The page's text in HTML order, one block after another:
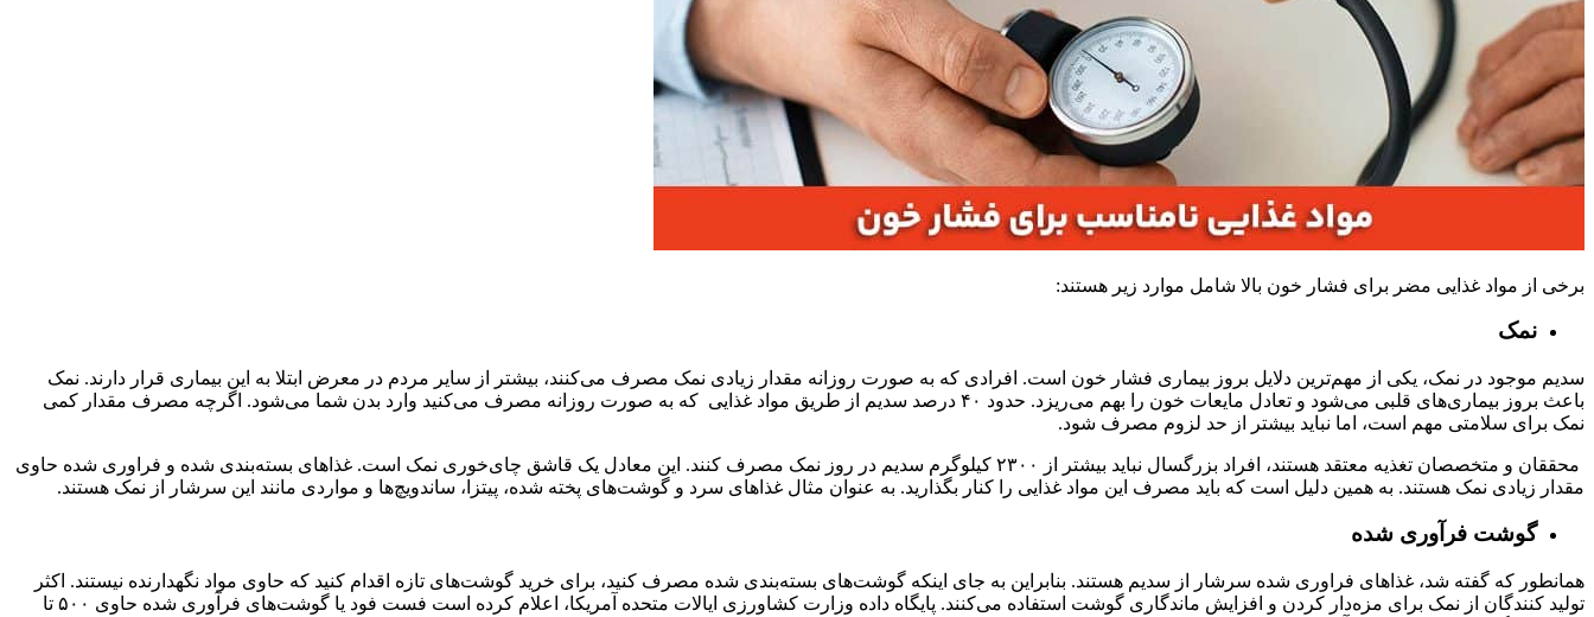
برخی از مواد غذایی مضر برای فشار خون بالا شامل موارد زیر هستند:
نمک
سدیم موجود در نمک، یکی از مهم‌ترین دلایل بروز بیماری فشار خون است. افرادی که به صورت روزانه مقدار زیادی نمک مصرف می‌کنند، بیشتر از سایر مردم در معرض ابتلا به این بیماری قرار دارند. نمک
باعث بروز بیماری‌های قلبی می‌شود و تعادل مایعات خون را بهم می‌ریزد. حدود ۴۰ درصد سدیم از طریق مواد غذایی ‌ که به صورت روزانه مصرف می‌کنید وارد بدن شما می‌شود. اگرچه مصرف مقدار کمی
نمک برای سلامتی مهم است، اما نباید بیشتر از حد لزوم مصرف شود.
محققان و متخصصان تغذیه معتقد هستند، افراد بزرگسال نباید بیشتر از ۲۳۰۰ کیلوگرم سدیم در روز نمک مصرف کنند. این معادل یک قاشق چای‌خوری نمک است. غذاهای بسته‌بندی شده و فراوری شده حاوی
مقدار زیادی نمک هستند. به همین دلیل است که باید مصرف این مواد غذایی را کنار بگذارید. به عنوان مثال غذاهای سرد و گوشت‌های پخته شده، پیتزا، ساندویچ‌ها و مواردی مانند این سرشار از نمک هستند.
گوشت فرآوری شده
همانطور که گفته شد، غذاهای فراوری شده سرشار از سدیم هستند. بنابراین به جای اینکه گوشت‌های بسته‌بندی شده مصرف کنید، برای خرید گوشت‌های تازه اقدام کنید که حاوی مواد نگهدارنده نیستند. اکثر
تولید کنندگان از نمک برای مزه‌دار کردن و افزایش ماندگاری گوشت استفاده می‌کنند. پایگاه داده وزارت کشاورزی ایالات متحده آمریکا، اعلام کرده است فست فود یا ‌گوشت‌های فرآوری شده حاوی ۵۰۰ تا